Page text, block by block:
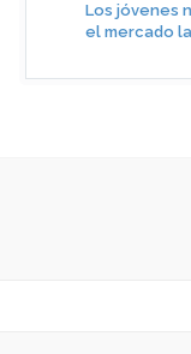
Los jóvenes
el mercado